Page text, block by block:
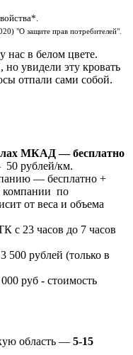
"О защите прав потребителей".
нас в белом цвете.
увидели эту кровать
отпали сами собой.
МКАД — бесплатно
рублей/км.
— бесплатно +
компании по
от веса и объема
с 23 часов до 7 часов
500 рублей (только в
руб - стоимость
область — 5-15